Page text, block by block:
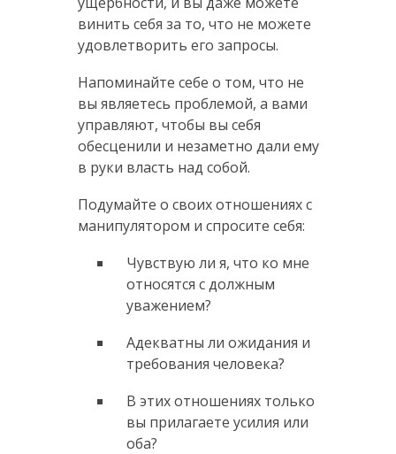
винить себя за то, что не можете
удовлетворить его запросы.
Напоминайте себе о том, что не
вы являетесь проблемой, а вами
управляют, чтобы вы себя
обесценили и незаметно дали ему
в руки власть над собой.
Подумайте о своих отношениях с
манипулятором и спросите себя:
Чувствую ли я, что ко мне
относятся с должным
уважением?
Адекватны ли ожидания и
требования человека?
В этих отношениях только
вы прилагаете усилия или
оба?